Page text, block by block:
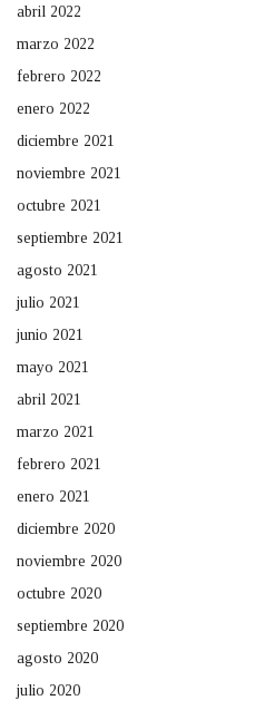
abril 2022
marzo 2022
febrero 2022
enero 2022
diciembre 2021
noviembre 2021
octubre 2021
septiembre 2021
agosto 2021
julio 2021
junio 2021
mayo 2021
abril 2021
marzo 2021
febrero 2021
enero 2021
diciembre 2020
noviembre 2020
octubre 2020
septiembre 2020
agosto 2020
julio 2020